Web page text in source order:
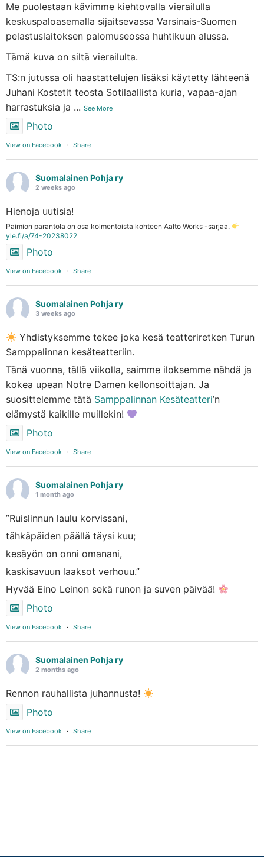
Me puolestaan kävimme kiehtovalla vierailulla
keskuspaloasemalla sijaitsevassa Varsinais-Suomen
pelastuslaitoksen palomuseossa huhtikuun alussa.
Tämä kuva on siltä vierailulta.
TS:n jutussa oli haastattelujen lisäksi käytetty lähteenä
Juhani Kostetit teosta Sotilaallista kuria, vapaa-ajan
harrastuksia ja ... See More
Photo
View on Facebook · Share
Suomalainen Pohja ry
2 weeks ago
Hienoja uutisia!
Paimion parantola on osa kolmentoista kohteen Aalto Works -sarjaa.
yle.fi/a/74-20238022
Photo
View on Facebook · Share
Suomalainen Pohja ry
3 weeks ago
Yhdistyksemme tekee joka kesä teatteriretken Turun
Samppalinnan kesäteatteriin.
Tänä vuonna, tällä viikolla, saimme iloksemme nähdä ja
kokea upean Notre Damen kellonsoittajan. Ja
suosittelemme tätä Samppalinnan Kesäteatteri’n
elämystä kaikille muillekin!
Photo
View on Facebook · Share
Suomalainen Pohja ry
1 month ago
”Ruislinnun laulu korvissani,
tähkäpäiden päällä täysi kuu;
kesäyön on onni omanani,
kaskisavuun laaksot verhouu.”
Hyvää Eino Leinon sekä runon ja suven päivää!
Photo
View on Facebook · Share
Suomalainen Pohja ry
2 months ago
Rennon rauhallista juhannusta!
Photo
View on Facebook · Share